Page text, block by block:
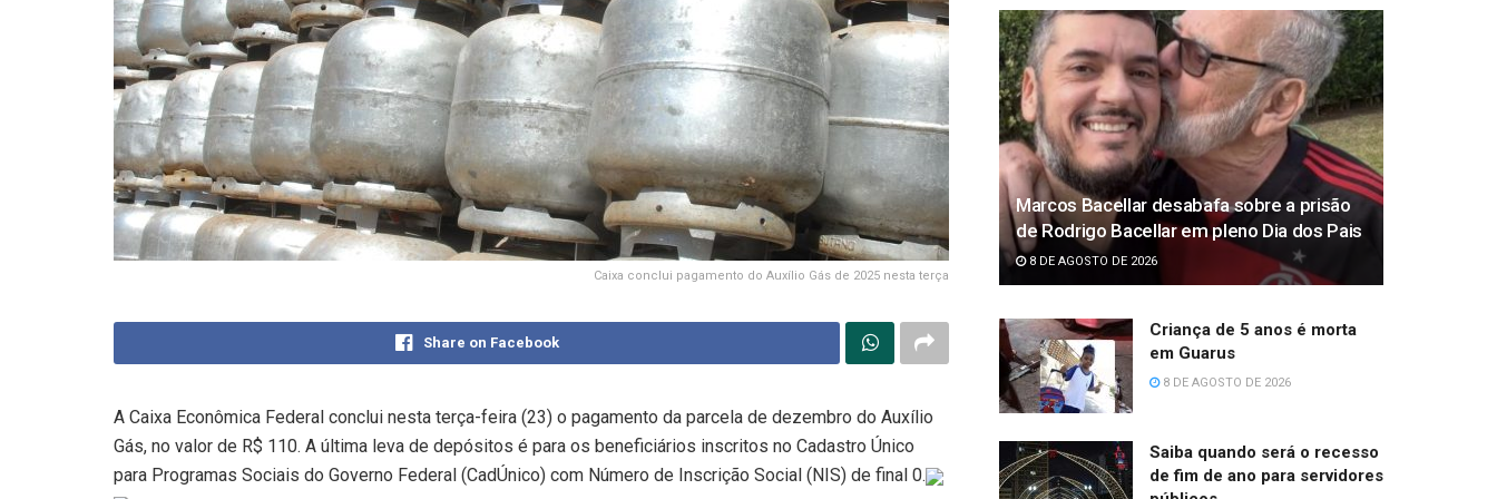
Caixa conclui pagamento do Auxílio Gás de 2025 nesta terça
Share on Facebook
A Caixa Econômica Federal conclui nesta terça-feira (23) o pagamento da parcela de dezembro do Auxílio
Gás, no valor de R$ 110. A última leva de depósitos é para os beneficiários inscritos no Cadastro Único
para Programas Sociais do Governo Federal (CadÚnico) com Número de Inscrição Social (NIS) de final 0.
Marcos Bacellar desabafa sobre a prisão
de Rodrigo Bacellar em pleno Dia dos Pais
8 DE AGOSTO DE 2026
Criança de 5 anos é morta
em Guarus
8 DE AGOSTO DE 2026
Saiba quando será o recesso
de fim de ano para servidores